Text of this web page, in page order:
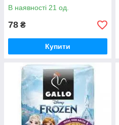
В наявності 21 од.
78 ₴
Купити